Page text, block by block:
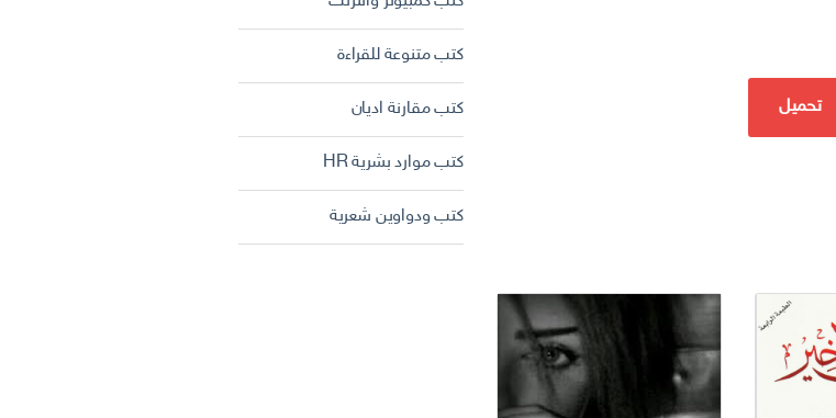
تحميل
كتب متنوعة للقراءة
كتب مقارنة اديان
كتب موارد بشرية HR
كتب ودواوين شعرية